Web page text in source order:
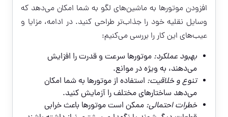
افزودن موتورها به ماشین‌های لگو به شما امکان می‌دهد که
وسایل نقلیه خود را جذاب‌تر طراحی کنید. در ادامه، مزایا و
عیب‌های این کار را بررسی می‌کنیم:
بهبود عملکرد: موتورها سرعت و قدرت را افزایش
می‌دهند، به ویژه در موانع.
تنوع و خلاقیت: استفاده از موتورها به شما امکان
می‌دهد ساختارهای مختلف را آزمایش کنید.
خطرات احتمالی: ممکن است موتورها باعث خرابی